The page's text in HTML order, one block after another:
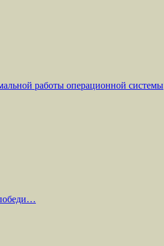
работы операционной системы